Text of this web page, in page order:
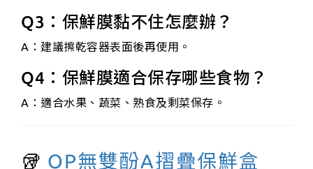
Q3：保鮮膜黏不住怎麼辦？
A：建議擦乾容器表面後再使用。
Q4：保鮮膜適合保存哪些食物？
A：適合水果、蔬菜、熟食及剩菜保存。
🥡 OP無雙酚A摺疊保鮮盒